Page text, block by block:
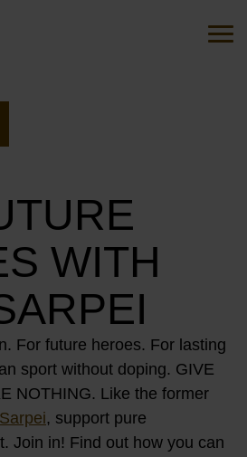
pausieren
WITH
For future heroes. For lasting
sport without doping. GIVE
NOTHING. Like the former
, support pure
Join in! Find out how you can